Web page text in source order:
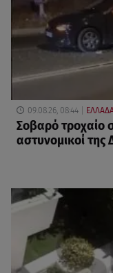
09.08.26, 08:44
Σοβαρό τροχαίο
αστυνομικοί της